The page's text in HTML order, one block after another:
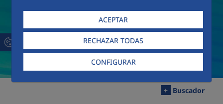
ACEPTAR
RECHAZAR TODAS
CONFIGURAR
+ Buscador